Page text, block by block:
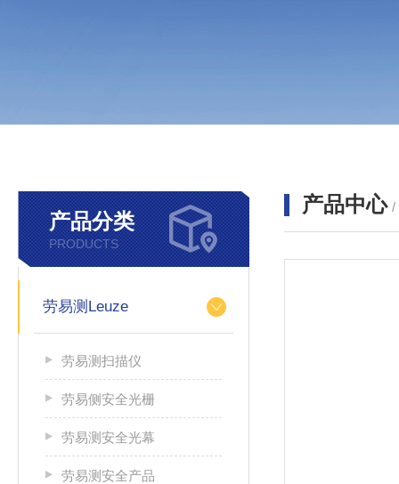
产品分类
PRODUCTS
劳易测Leuze
劳易测扫描仪
劳易侧安全光栅
劳易测安全光幕
劳易测安全产品
产品中心 /